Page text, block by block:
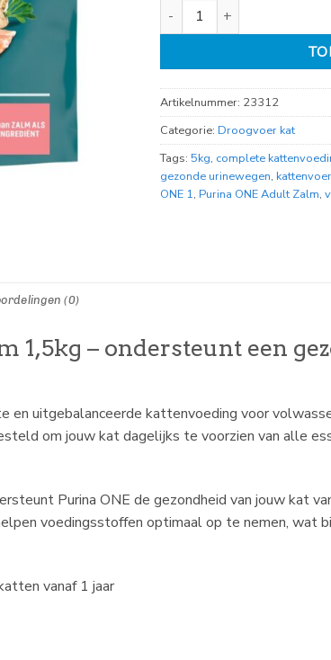
Purina One adult Zalm 1,5kg
Artikelnummer: 23312
Categorie: Droogvoer kat
Tags: 5kg, complete
gezonde urinewegen,
ONE 1, Purina ONE Adult Zalm,
(0)
1,5kg – ondersteunt een
en uitgebalanceerde kattenvoeding voor
om jouw kat dagelijks te voorzien van alle
Purina ONE de gezondheid van jouw kat
voedingsstoffen optimaal op te nemen, wat
vanaf 1 jaar